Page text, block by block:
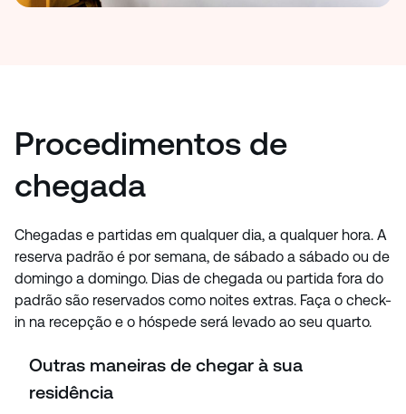
Procedimentos de
chegada
Chegadas e partidas em qualquer dia, a qualquer hora. A
reserva padrão é por semana, de sábado a sábado ou de
domingo a domingo. Dias de chegada ou partida fora do
padrão são reservados como noites extras. Faça o check-
in na recepção e o hóspede será levado ao seu quarto.
Outras maneiras de chegar à sua
residência